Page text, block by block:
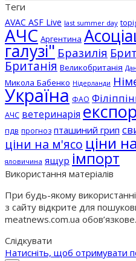
Теги
AVAC ASF Live last summer day
АЧС Аргентина
галузі" Бразилія
Британія Великобританія
Микола Бабенко Нідерланди
Україна ФАО
АЧС ветеринарія
пдв прогноз пташиний грип
ціни на м'ясо ціни
яловичина ящур імпорт
Використання матеріалів
При будь-якому
з сайту відкрите для
meatnews.com.ua обов’язкове.
Слідкувати
Натисніть, щоб отримувати